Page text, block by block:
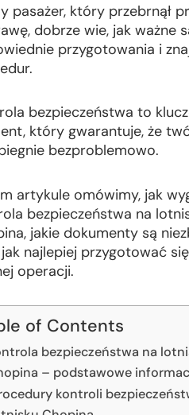
pasażer, który przebrnął
dobrze wie, jak ważne
przygotowania i
bezpieczeństwa to
który gwarantuje, że
bezproblemowo.
artykule omówimy, jak
bezpieczeństwa na
jakie dokumenty są
najlepiej przygotować
operacji.
of Contents
bezpieczeństwa na
– podstawowe
kontroli